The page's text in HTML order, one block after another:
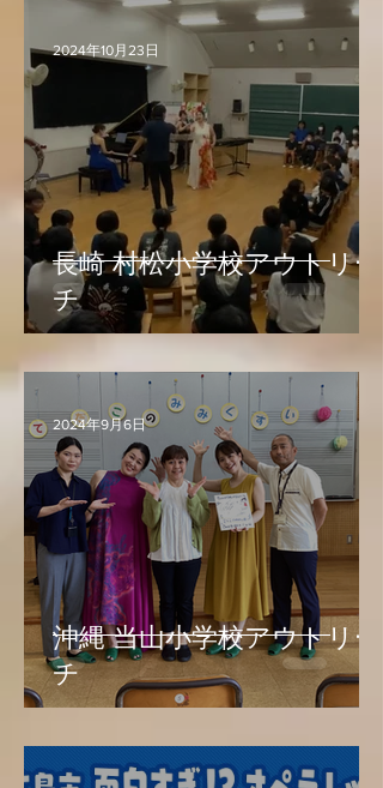
長崎 村松小学校アウトリー
チ
2024年10月23日
沖縄 当山小学校アウトリー
チ
2024年9月6日